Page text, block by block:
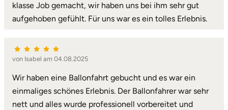
klasse Job gemacht, wir haben uns bei ihm sehr gut
aufgehoben gefühlt. Für uns war es ein tolles Erlebnis.
von Isabel am 04.08.2025
Wir haben eine Ballonfahrt gebucht und es war ein
einmaliges schönes Erlebnis. Der Ballonfahrer war sehr
nett und alles wurde professionell vorbereitet und